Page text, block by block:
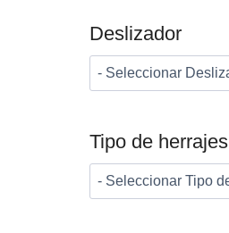
Deslizador
Tipo de herrajes